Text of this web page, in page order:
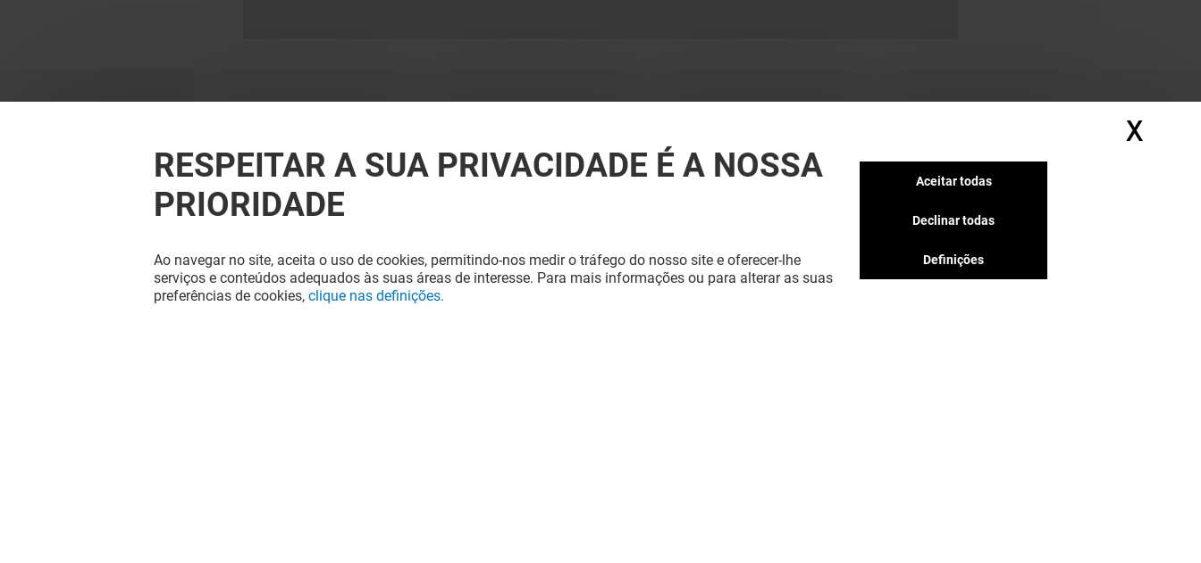
Zona Laranja e Verde
Entrada mais próxima:
Entrada Norte
RESPEITAR A SUA PRIVACIDADE É A NOSSA
PRIORIDADE
Ao navegar no site, aceita o uso de cookies, permitindo-nos medir o tráfego do nosso site e oferecer-lhe
serviços e conteúdos adequados às suas áreas de interesse. Para mais informações ou para alterar as suas
preferências de cookies, clique nas definições.
Aceitar todas
Declinar todas
Definições
X